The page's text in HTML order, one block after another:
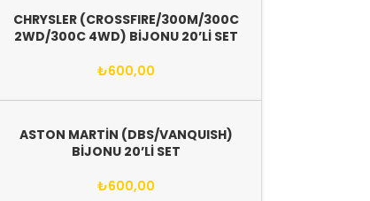
CHRYSLER (CROSSFIRE/300M/300C
2WD/300C 4WD) BİJONU 20’Lİ SET
₺600,00
ASTON MARTİN (DBS/VANQUISH)
BİJONU 20’Lİ SET
₺600,00